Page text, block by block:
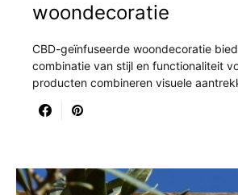
woondecoratie
CBD-geïnfuseerde woondecoratie
combinatie van stijl en functionaliteit
producten combineren visuele